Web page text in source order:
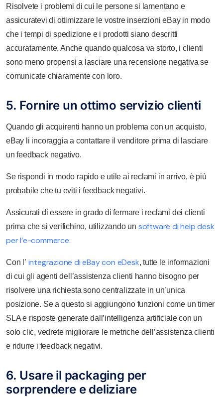
Risolvete i problemi di cui le persone si lamentano e
assicuratevi di ottimizzare le vostre inserzioni eBay in modo
che i tempi di spedizione e i prodotti siano descritti
accuratamente. Anche quando qualcosa va storto, i clienti
sono meno propensi a lasciare una recensione negativa se
comunicate chiaramente con loro.
5. Fornire un ottimo servizio clienti
Quando gli acquirenti hanno un problema con un acquisto,
eBay li incoraggia a contattare il venditore prima di lasciare
un feedback negativo.
Se rispondi in modo rapido e utile ai reclami in arrivo, è più
probabile che tu eviti i feedback negativi.
Assicurati di essere in grado di fermare i reclami dei clienti
prima che si verifichino, utilizzando un software di help desk
per l’e-commerce.
Con l’ integrazione di eBay con eDesk, tutte le informazioni
di cui gli agenti dell’assistenza clienti hanno bisogno per
risolvere una richiesta sono centralizzate in un’unica
posizione. Se a questo si aggiungono funzioni come un timer
SLA e risposte generate dall’intelligenza artificiale con un
solo clic, vedrete migliorare le metriche dell’assistenza clienti
e ridurre i feedback negativi.
6. Usare il packaging per
sorprendere e deliziare